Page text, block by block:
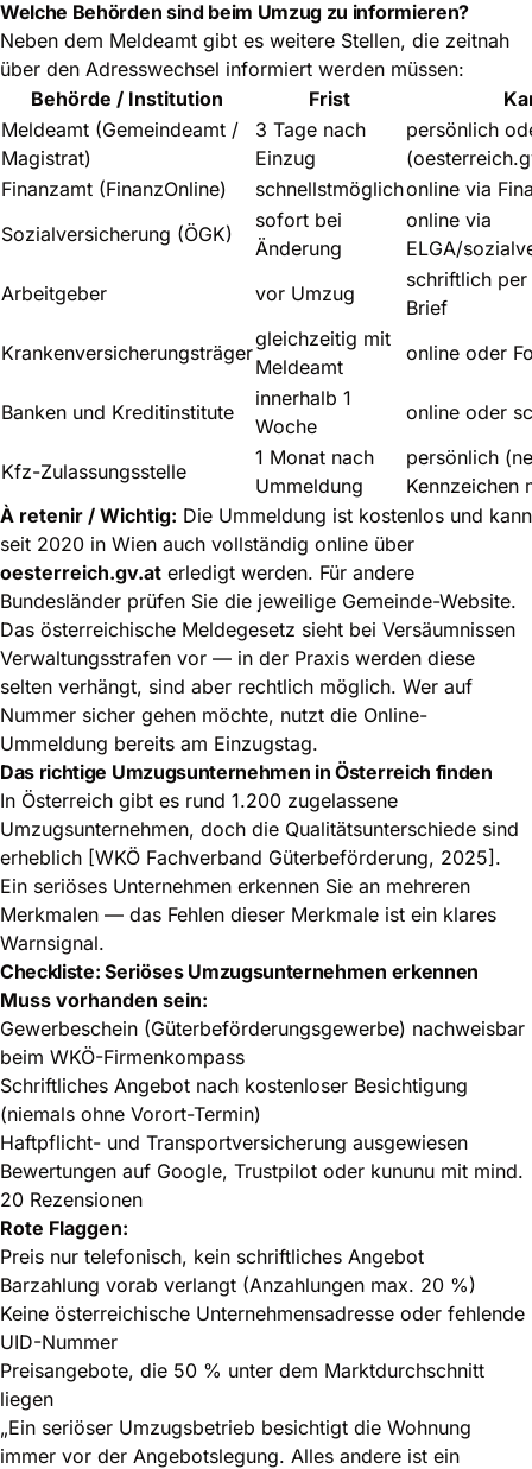
Welche Behörden sind beim Umzug zu informieren?
Neben dem Meldeamt gibt es weitere Stellen, die zeitnah
über den Adresswechsel informiert werden müssen:
Behörde / Institution
Frist
Meldeamt (Gemeindeamt /
Magistrat)
3 Tage nach
Einzug
persönlich
Finanzamt (FinanzOnline)
schnellstmöglichonline via
Sozialversicherung (ÖGK)
sofort bei
Änderung
online via
ELGA/
Arbeitgeber
vor Umzug
schriftlich
Brief
Krankenversicherungsträger
gleichzeitig mit
Meldeamt
online oder
Banken und Kreditinstitute
innerhalb 1
Woche
online oder
Kfz-Zulassungsstelle
1 Monat nach
Ummeldung
persönlich
Kennzeichen
À retenir / Wichtig: Die Ummeldung ist kostenlos und kann
seit 2020 in Wien auch vollständig online über
oesterreich.gv.at erledigt werden. Für andere
Bundesländer prüfen Sie die jeweilige Gemeinde-Website.
Das österreichische Meldegesetz sieht bei Versäumnissen
Verwaltungsstrafen vor — in der Praxis werden diese
selten verhängt, sind aber rechtlich möglich. Wer auf
Nummer sicher gehen möchte, nutzt die Online-
Ummeldung bereits am Einzugstag.
Das richtige Umzugsunternehmen in Österreich finden
In Österreich gibt es rund 1.200 zugelassene
Umzugsunternehmen, doch die Qualitätsunterschiede sind
erheblich [WKÖ Fachverband Güterbeförderung, 2025].
Ein seriöses Unternehmen erkennen Sie an mehreren
Merkmalen — das Fehlen dieser Merkmale ist ein klares
Warnsignal.
Checkliste: Seriöses Umzugsunternehmen erkennen
Muss vorhanden sein:
Gewerbeschein (Güterbeförderungsgewerbe) nachweisbar
beim WKÖ-Firmenkompass
Schriftliches Angebot nach kostenloser Besichtigung
(niemals ohne Vorort-Termin)
Haftpflicht- und Transportversicherung ausgewiesen
Bewertungen auf Google, Trustpilot oder kununu mit mind.
20 Rezensionen
Rote Flaggen:
Preis nur telefonisch, kein schriftliches Angebot
Barzahlung vorab verlangt (Anzahlungen max. 20 %)
Keine österreichische Unternehmensadresse oder fehlende
UID-Nummer
Preisangebote, die 50 % unter dem Marktdurchschnitt
liegen
„Ein seriöser Umzugsbetrieb besichtigt die Wohnung
immer vor der Angebotslegung. Alles andere ist ein